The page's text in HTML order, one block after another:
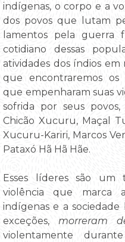
indígenas, o corpo e a
dos povos que lutam
lamentos pela guerra
cotidiano dessas
atividades dos índios em
que encontraremos os
que empenharam suas
sofrida por seus
Chicão Xucuru, Maçal
Xucuru-Kariri, Marcos
Pataxó Hã Hã Hãe.
Esses líderes são um
violência que marca
indígenas e a sociedade
exceções,morreram
violentamente